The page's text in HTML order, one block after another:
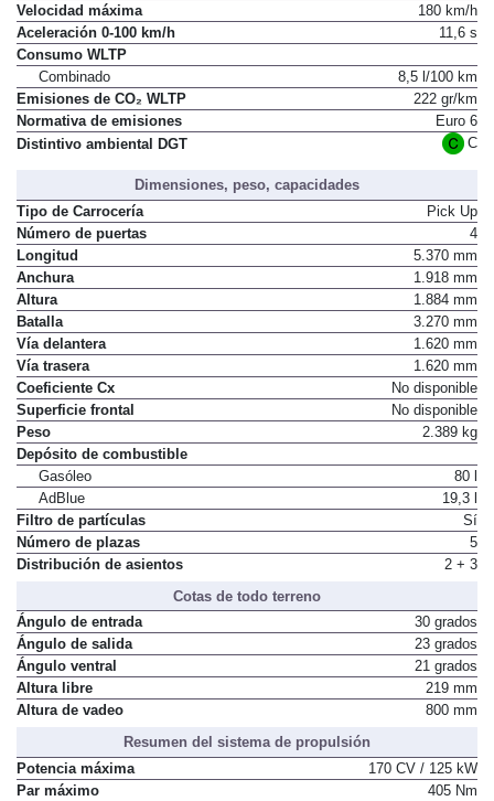
Velocidad máxima
180 km/h
Aceleración 0-100 km/h
11,6 s
Consumo WLTP
Combinado
8,5 l/100 km
Emisiones de CO₂ WLTP
222 gr/km
Normativa de emisiones
Euro 6
Distintivo ambiental DGT
C
Dimensiones, peso, capacidades
Tipo de Carrocería
Pick Up
Número de puertas
4
Longitud
5.370 mm
Anchura
1.918 mm
Altura
1.884 mm
Batalla
3.270 mm
Vía delantera
1.620 mm
Vía trasera
1.620 mm
Coeficiente Cx
No disponible
Superficie frontal
No disponible
Peso
2.389 kg
Depósito de combustible
Gasóleo
80 l
AdBlue
19,3 l
Filtro de partículas
Sí
Número de plazas
5
Distribución de asientos
2 + 3
Cotas de todo terreno
Ángulo de entrada
30 grados
Ángulo de salida
23 grados
Ángulo ventral
21 grados
Altura libre
219 mm
Altura de vadeo
800 mm
Resumen del sistema de propulsión
Potencia máxima
170 CV / 125 kW
Par máximo
405 Nm